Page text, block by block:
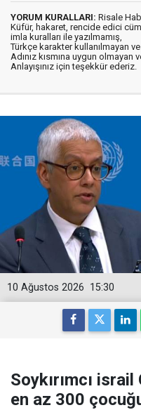
YORUM KURALLARI: Risale
Küfür, hakaret, rencide edici
imla kuralları ile yazılmamış,
Türkçe karakter kullanılmayan
Adınız kısmına uygun
Anlayışınız için teşekkür ederiz.
15:30
10 Ağustos 2026
Soykırımcı
en az 300